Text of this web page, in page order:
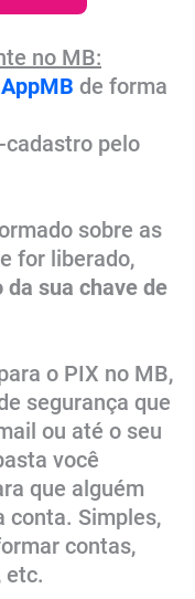
no MB:
AppMB de forma
cadastro pelo
sobre as
for liberado,
sua chave de
o PIX no MB,
segurança que
ou até o seu
você
que alguém
conta. Simples,
contas,
etc.